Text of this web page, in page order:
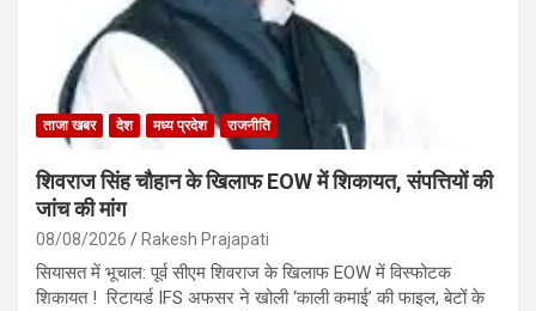
ताजा खबर देश मध्य प्रदेश राजनीति
शिवराज सिंह चौहान के खिलाफ EOW में शिकायत, संपत्तियों की
जांच की मांग
08/08/2026 Rakesh Prajapati
सियासत में भूचाल: पूर्व सीएम शिवराज के खिलाफ EOW में विस्फोटक
शिकायत ! रिटायर्ड IFS अफसर ने खोली ‘काली कमाई’ की फाइल, बेटों के